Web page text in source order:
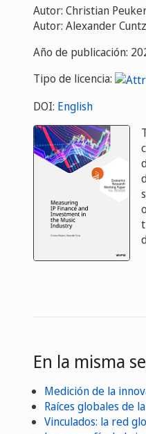
Autor: Christian
Autor: Alexander Cuntz
Año de publicación:
Tipo de licencia:
DOI: English
En la misma
Medición de la
Raíces globales de
Vinculados: la red